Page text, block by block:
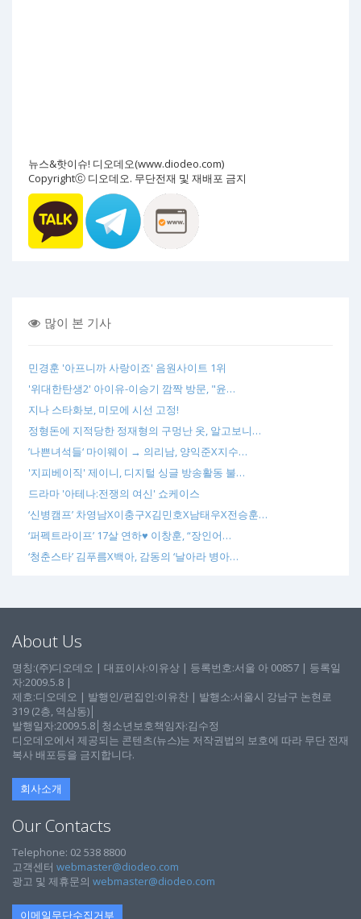
뉴스&핫이슈! 디오데오(www.diodeo.com)
Copyrightⓒ 디오데오. 무단전재 및 재배포 금지
많이 본 기사
민경훈 '아프니까 사랑이죠' 음원사이트 1위
'위대한탄생2' 아이유-이승기 깜짝 방문, "윤…
지나 스타화보, 미모에 시선 고정!
정형돈에 지적당한 정재형의 구멍난 옷, 알고보니…
’나쁜녀석들‘ 마이웨이 → 의리남, 양익준X지수…
'지피베이직' 제이니, 디지털 싱글 방송활동 불…
드라마 '아테나:전쟁의 여신' 쇼케이스
‘신병캠프’ 차영남X이충구X김민호X남태우X전승훈…
‘퍼펙트라이프’ 17살 연하♥ 이창훈, “장인어…
‘청춘스타’ 김푸름X백아, 감동의 ‘날아라 병아…
About Us
명칭:(주)디오데오 | 대표이사:이유상 | 등록번호:서울 아 00857 | 등록일
자:2009.5.8 |
제호:디오데오 | 발행인/편집인:이유찬 | 발행소:서울시 강남구 논현로
319 (2층, 역삼동)│
발행일자:2009.5.8│청소년보호책임자:김수정
디오데오에서 제공되는 콘텐츠(뉴스)는 저작권법의 보호에 따라 무단 전재
복사 배포등을 금지합니다.
회사소개
Our Contacts
Telephone: 02 538 8800
고객센터 webmaster@diodeo.com
광고 및 제휴문의 webmaster@diodeo.com
이메일무단수집거부